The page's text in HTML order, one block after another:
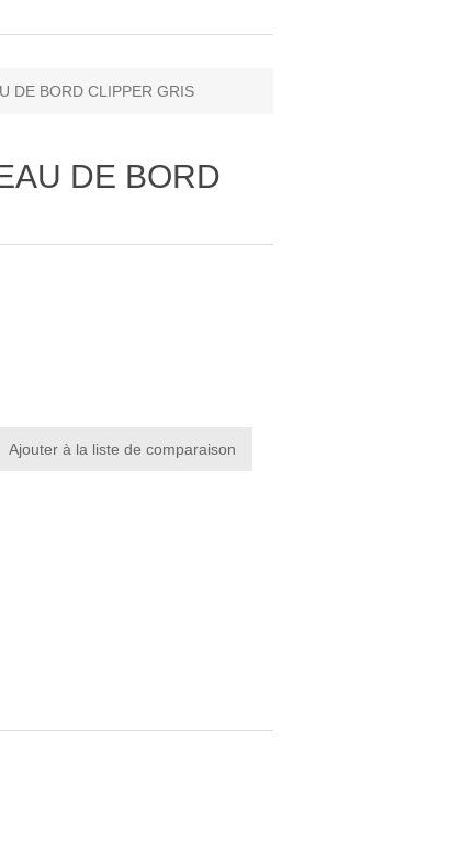
DE BORD CLIPPER GRIS
DE BORD
Ajouter à la liste de comparaison